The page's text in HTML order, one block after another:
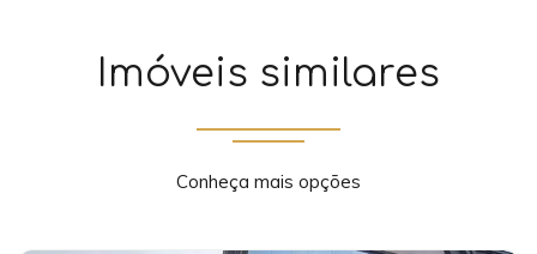
Imóveis similares
Conheça mais opções